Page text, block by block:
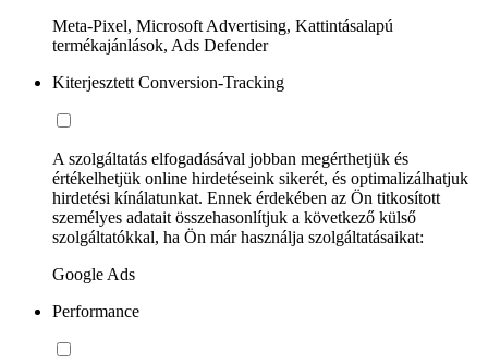
Meta-Pixel, Microsoft Advertising, Kattintásalapú
termékajánlások, Ads Defender
Kiterjesztett Conversion-Tracking
A szolgáltatás elfogadásával jobban megérthetjük és
értékelhetjük online hirdetéseink sikerét, és optimalizálhatjuk
hirdetési kínálatunkat. Ennek érdekében az Ön titkosított
személyes adatait összehasonlítjuk a következő külső
szolgáltatókkal, ha Ön már használja szolgáltatásaikat:
Google Ads
Performance